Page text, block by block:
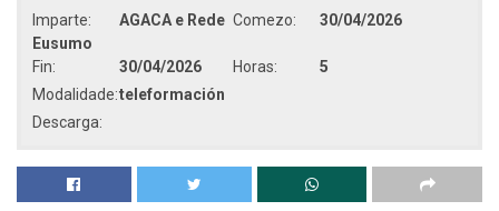
Imparte:
AGACA e Rede
Eusumo
Comezo: 30/04/2026
Fin: 30/04/2026 Horas:
5
Modalidade:teleformación
Descarga: